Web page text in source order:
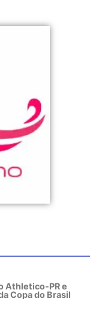
Athletico-PR e
Copa do Brasil